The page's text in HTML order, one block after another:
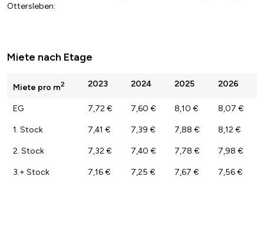
Ottersleben:
Miete nach Etage
Miete pro m2 2023 2024 2025 2026
EG 7,72 € 7,60 € 8,10 € 8,07 €
1. Stock 7,41 € 7,39 € 7,88 € 8,12 €
2. Stock 7,32 € 7,40 € 7,78 € 7,98 €
3.+ Stock 7,16 € 7,25 € 7,67 € 7,56 €